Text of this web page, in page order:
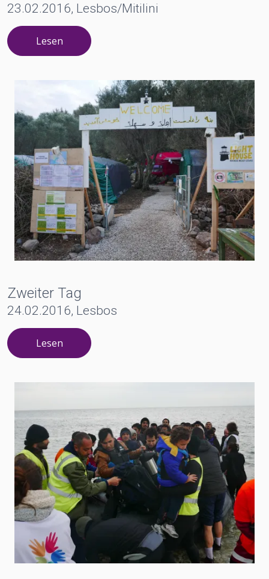
23.02.2016, Lesbos/Mitilini
Lesen
Zweiter Tag
24.02.2016, Lesbos
Lesen